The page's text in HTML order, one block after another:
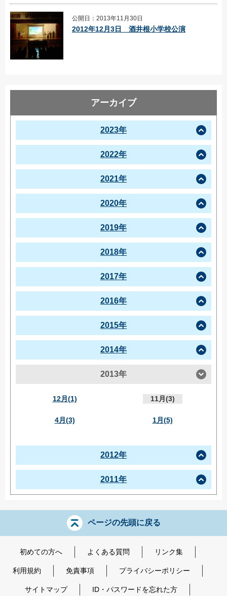
公開日：2013年11月30日
2012年12月3日 酒井根小学校公演
アーカイブ
2023年
2022年
2021年
2020年
2019年
2018年
2017年
2016年
2015年
2014年
2013年
12月(1) 11月(3)
4月(3) 1月(5)
2012年
2011年
ページの先頭に戻る
初めての方へ よくある質問 リンク集
利用規約 免責事項 プライバシーポリシー
サイトマップ ID・パスワードを忘れた方